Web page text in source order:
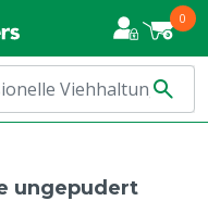
0
ungepudert